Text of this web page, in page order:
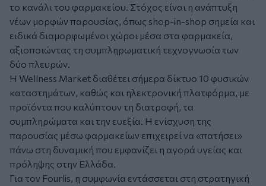
το κανάλι του φαρμακείου. Στόχος είναι η ανάπτυξη
νέων μορφών παρουσίας, όπως shop-in-shop σημεία και
ειδικά διαμορφωμένοι χώροι μέσα στα φαρμακεία,
αξιοποιώντας τη συμπληρωματική τεχνογνωσία των
δύο πλευρών.
Η Wellness Market διαθέτει σήμερα δίκτυο 10 φυσικών
καταστημάτων, καθώς και ηλεκτρονική πλατφόρμα, με
προϊόντα που καλύπτουν τη διατροφή, τα
συμπληρώματα και την ευεξία. Η ενίσχυση της
παρουσίας μέσω φαρμακείων επιχειρεί να «πατήσει»
πάνω στη δυναμική που εμφανίζει η αγορά υγείας και
πρόληψης στην Ελλάδα.
Για τον Fourlis, η συμφωνία εντάσσεται στη στρατηγική